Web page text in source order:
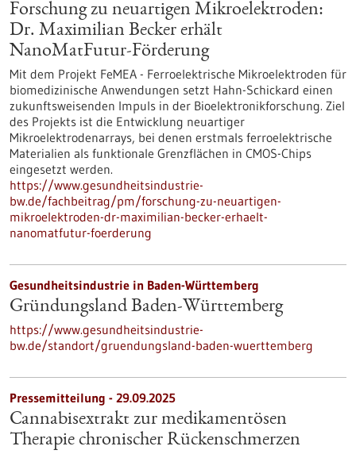
Forschung zu neuartigen Mikroelektroden:
Dr. Maximilian Becker erhält
NanoMatFutur-Förderung
Mit dem Projekt FeMEA - Ferroelektrische Mikroelektroden für
biomedizinische Anwendungen setzt Hahn-Schickard einen
zukunftsweisenden Impuls in der Bioelektronikforschung. Ziel
des Projekts ist die Entwicklung neuartiger
Mikroelektrodenarrays, bei denen erstmals ferroelektrische
Materialien als funktionale Grenzflächen in CMOS-Chips
eingesetzt werden.
https://www.gesundheitsindustrie-
bw.de/fachbeitrag/pm/forschung-zu-neuartigen-
mikroelektroden-dr-maximilian-becker-erhaelt-
nanomatfutur-foerderung
Gesundheitsindustrie in Baden-Württemberg
Gründungsland Baden-Württemberg
https://www.gesundheitsindustrie-
bw.de/standort/gruendungsland-baden-wuerttemberg
Pressemitteilung - 29.09.2025
Cannabisextrakt zur medikamentösen
Therapie chronischer Rückenschmerzen